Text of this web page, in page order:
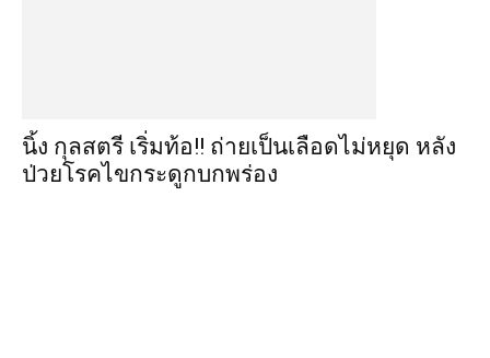
นิ้ง กุลสตรี เริ่มท้อ!! ถ่ายเป็นเลือดไม่หยุด หลัง
ป่วยโรคไขกระดูกบกพร่อง